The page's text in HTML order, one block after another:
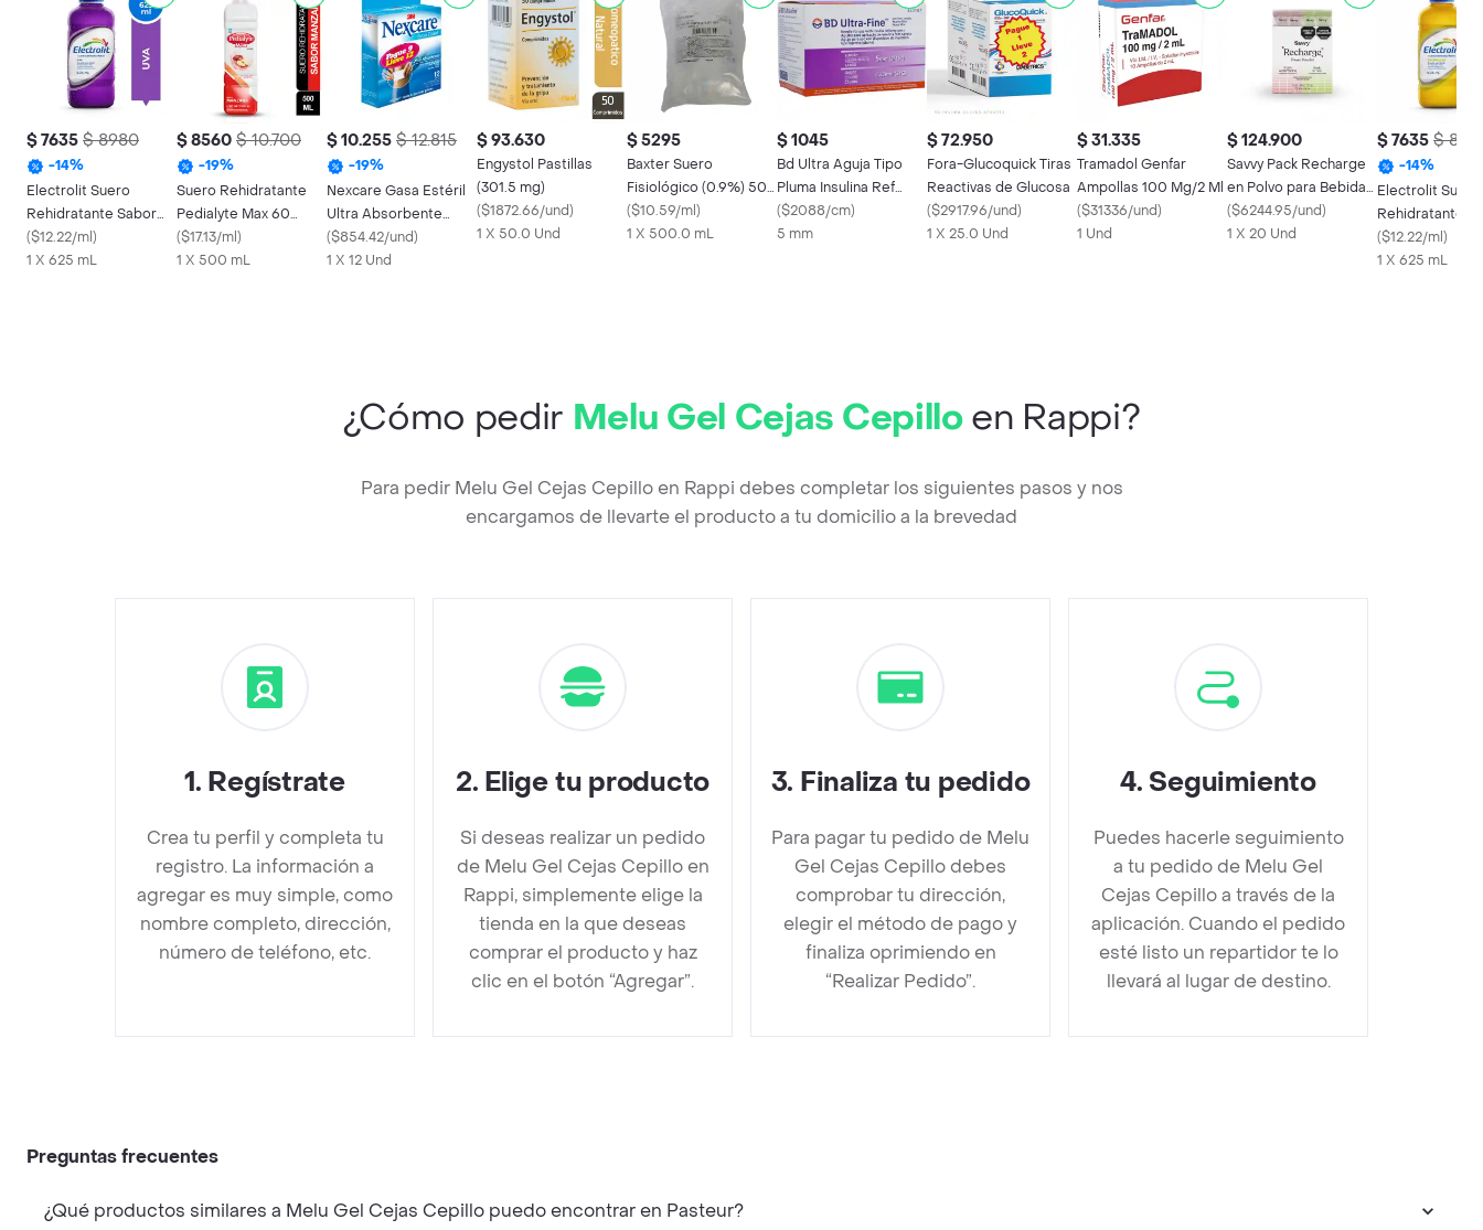
$ 7635 $ 8980
-14%
Electrolit Suero
Rehidratante Sabor
Uva
($12.22/ml)
1 X 625 mL
$ 8560 $ 10.700
-19%
Suero Rehidratante
Pedialyte Max 60
Manzana Frasco 500
mL
($17.13/ml)
1 X 500 mL
$ 10.255 $ 12.815
-19%
Nexcare Gasa Estéril
Ultra Absorbente
Libre de Látex
($854.42/und)
1 X 12 Und
$ 93.630
Engystol Pastillas
(301.5 mg)
($1872.66/und)
1 X 50.0 Und
$ 5295
Baxter Suero
Fisiológico (0.9%) 500
mL
($10.59/ml)
1 X 500.0 mL
$ 1045
Bd Ultra Aguja Tipo
Pluma Insulina Ref
320147
($2088/cm)
5 mm
$ 72.950
Fora-Glucoquick Tiras
Reactivas de Glucosa
($2917.96/und)
1 X 25.0 Und
$ 31.335
Tramadol Genfar
Ampollas 100 Mg/2 Ml
($31336/und)
1 Und
$ 124.900
Savvy Pack Recharge
en Polvo para Bebida
Sabor Limón Sandia
($6244.95/und)
1 X 20 Und
$ 7635 $
-14%
Electrolit Suero
Rehidratante
Maracuyá
($12.22/ml)
1 X 625 mL
¿Cómo pedir Melu Gel Cejas Cepilloen Rappi?
Para pedir Melu Gel Cejas Cepillo en Rappi debes completar los siguientes pasos y nos
encargamos de llevarte el producto a tu domicilio a la brevedad
1. Regístrate
Crea tu perfil y completa tu
registro. La información a
agregar es muy simple, como
nombre completo, dirección,
número de teléfono, etc.
2. Elige tu producto
Si deseas realizar un pedido
de Melu Gel Cejas Cepillo en
Rappi, simplemente elige la
tienda en la que deseas
comprar el producto y haz
clic en el botón “Agregar”.
3. Finaliza tu pedido
Para pagar tu pedido de Melu
Gel Cejas Cepillo debes
comprobar tu dirección,
elegir el método de pago y
finaliza oprimiendo en
“Realizar Pedido”.
4. Seguimiento
Puedes hacerle seguimiento
a tu pedido de Melu Gel
Cejas Cepillo a través de la
aplicación. Cuando el pedido
esté listo un repartidor te lo
llevará al lugar de destino.
Preguntas frecuentes
¿Qué productos similares a Melu Gel Cejas Cepillo puedo encontrar en Pasteur?